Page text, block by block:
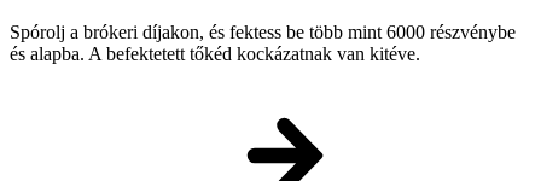
Spórolj a brókeri díjakon, és fektess be több mint 6000 részvénybe
és alapba. A befektetett tőkéd kockázatnak van kitéve.